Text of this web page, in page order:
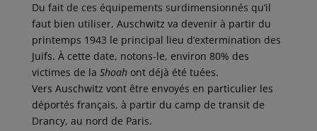
Du fait de ces équipements surdimensionnés qu’il
faut bien utiliser, Auschwitz va devenir à partir du
printemps 1943 le principal lieu d’extermination des
Juifs. À cette date, notons-le, environ 80% des
victimes de la Shoahont déjà été tuées.
Vers Auschwitz vont être envoyés en particulier les
déportés français, à partir du camp de transit de
Drancy, au nord de Paris.